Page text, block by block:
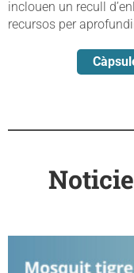
inclouen un recull
recursos per